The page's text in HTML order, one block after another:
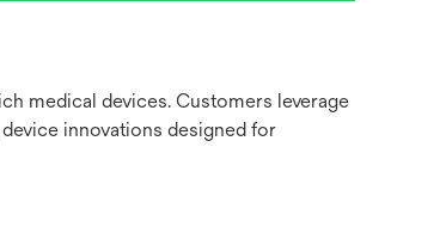
medical devices. Customers leverage
innovations designed for